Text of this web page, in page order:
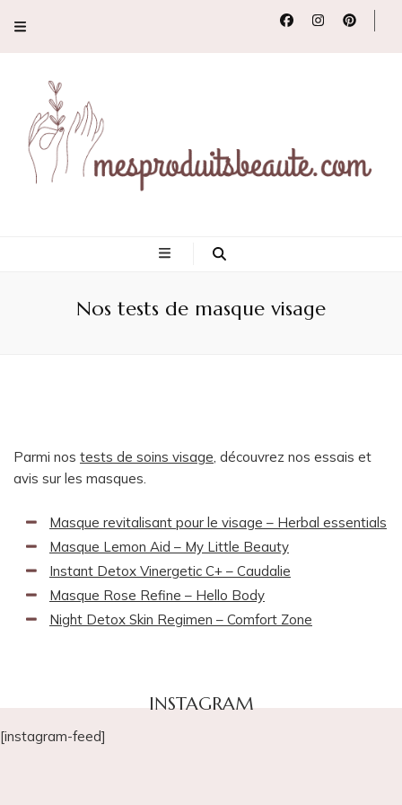
et revues de
produits beauté
Nos tests de masque visage
Parmi nos tests de soins visage, découvrez nos essais et
avis sur les masques.
Masque revitalisant pour le visage – Herbal essentials
Masque Lemon Aid – My Little Beauty
Instant Detox Vinergetic C+ – Caudalie
Masque Rose Refine – Hello Body
Night Detox Skin Regimen – Comfort Zone
INSTAGRAM
[instagram-feed]